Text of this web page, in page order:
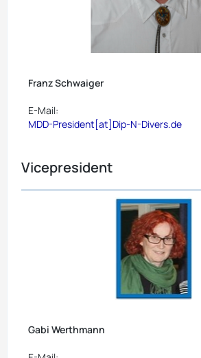
Franz Schwaiger
E-Mail:
MDD-President[at]Dip-N-Divers.de
Vicepresident
Gabi Werthmann